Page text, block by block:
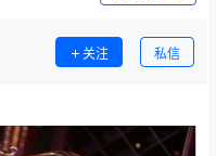
关注 私信